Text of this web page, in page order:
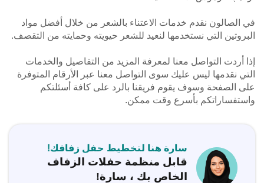
في الصالون نقدم خدمات الاعتناء بالشعر من خلال أفضل مواد
البروتين التي نستخدمها لنعيد للشعر حيويته وحمايته من التقصف.
إذا أردت التواصل معنا لمعرفة المزيد من التفاصيل والخدمات
التي نقدمها ليس عليك سوى التواصل معنا عبر الأرقام المتوفرة
على الصفحة وسوف يقوم فريقنا بالرد على كافة أسئلتكم
واستفساراتكم بأسرع وقت ممكن.
سارة هنا لتخطيط حفل زفافك!
قابل منظمة حفلات الزفاف
الخاص بك ، سارة!